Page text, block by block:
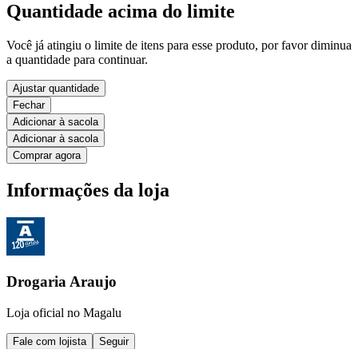
Quantidade acima do limite
Você já atingiu o limite de itens para esse produto, por favor diminua
a quantidade para continuar.
Ajustar quantidade
Fechar
Adicionar à sacola
Adicionar à sacola
Comprar agora
Informações da loja
Drogaria Araujo
Loja oficial no Magalu
Fale com lojista Seguir